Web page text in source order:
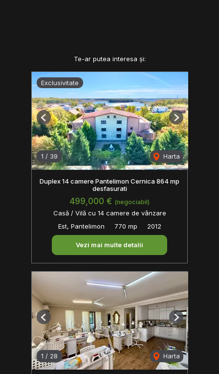
Te-ar putea interesa și:
Exclusivitate
1 / 39 Harta
Previous Next
Duplex 14 camere Pantelimon Cernica 864 mp
desfasurati
499,000 € (negociabil)
Casă / Vilă cu 14 camere de vânzare
Est, Pantelimon
770 mp 2012
Vezi mai multe detalii
1 / 28 Harta
Previous Next